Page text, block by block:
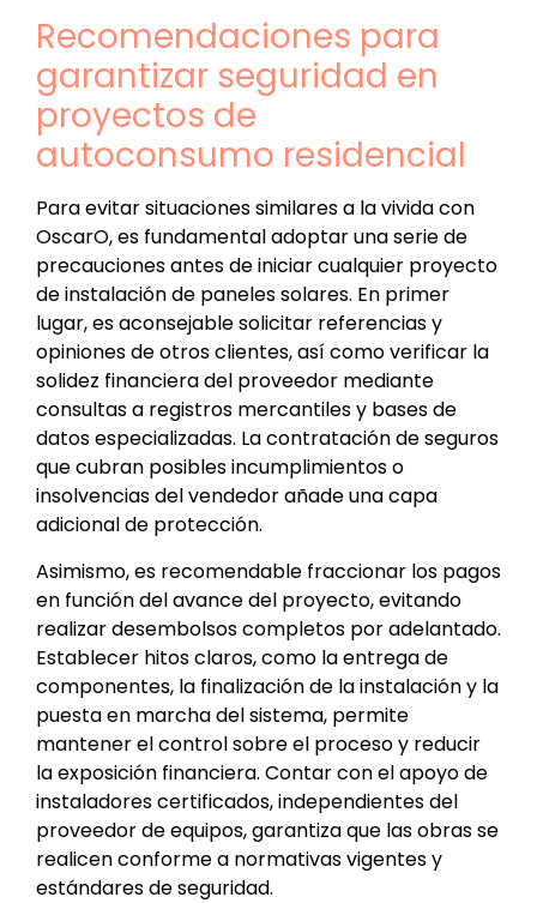
Recomendaciones para
garantizar seguridad en
proyectos de
autoconsumo residencial
Para evitar situaciones similares a la vivida con
OscarO, es fundamental adoptar una serie de
precauciones antes de iniciar cualquier proyecto
de instalación de paneles solares. En primer
lugar, es aconsejable solicitar referencias y
opiniones de otros clientes, así como verificar la
solidez financiera del proveedor mediante
consultas a registros mercantiles y bases de
datos especializadas. La contratación de seguros
que cubran posibles incumplimientos o
insolvencias del vendedor añade una capa
adicional de protección.
Asimismo, es recomendable fraccionar los pagos
en función del avance del proyecto, evitando
realizar desembolsos completos por adelantado.
Establecer hitos claros, como la entrega de
componentes, la finalización de la instalación y la
puesta en marcha del sistema, permite
mantener el control sobre el proceso y reducir
la exposición financiera. Contar con el apoyo de
instaladores certificados, independientes del
proveedor de equipos, garantiza que las obras se
realicen conforme a normativas vigentes y
estándares de seguridad.